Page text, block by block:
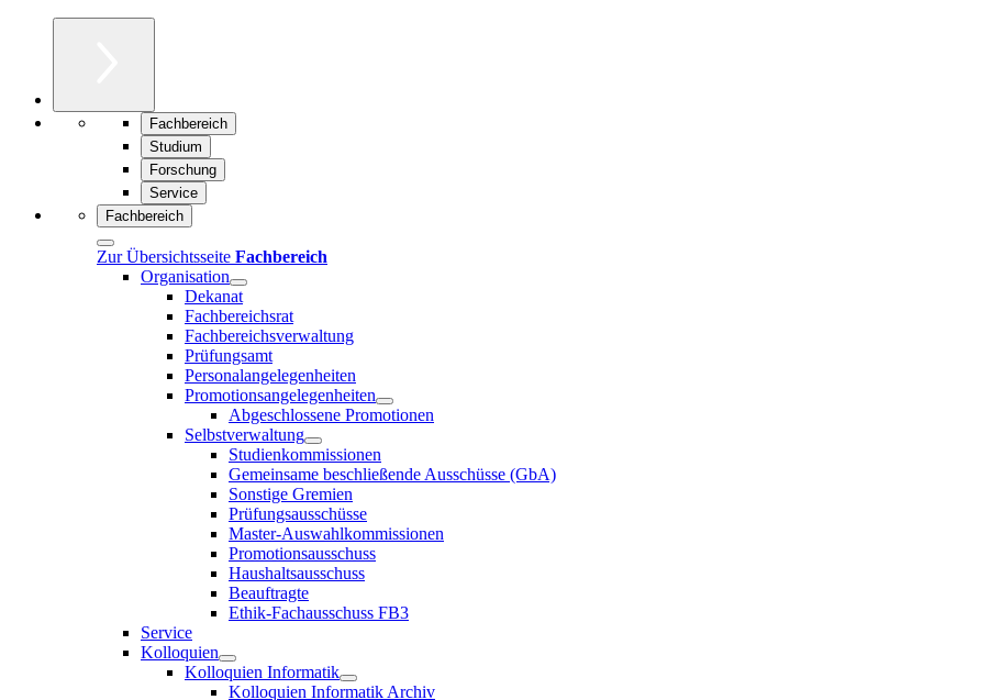
Fachbereich
Studium
Forschung
Service
Fachbereich
Zur Übersichtsseite Fachbereich
Organisation
Dekanat
Fachbereichsrat
Fachbereichsverwaltung
Prüfungsamt
Personalangelegenheiten
Promotionsangelegenheiten
Abgeschlossene Promotionen
Selbstverwaltung
Studienkommissionen
Gemeinsame beschließende Ausschüsse (GbA)
Sonstige Gremien
Prüfungsausschüsse
Master-Auswahlkommissionen
Promotionsausschuss
Haushaltsausschuss
Beauftragte
Ethik-Fachausschuss FB3
Service
Kolloquien
Kolloquien Informatik
Kolloquien Informatik Archiv